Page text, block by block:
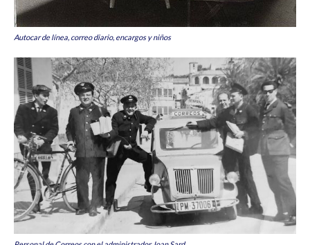
Autocar de línea, correo diario, encargos y niños